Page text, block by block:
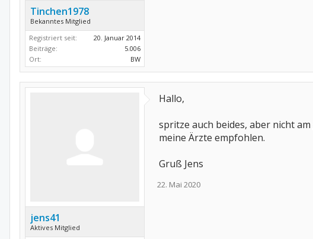
Tinchen1978
Bekanntes Mitglied
Registriert seit:
20. Januar 2014
Beiträge:
5.006
Ort:
BW
jens41
Aktives Mitglied
Hallo,
spritze auch beides, aber nicht
meine Ärzte empfohlen.
Gruß Jens
22. Mai 2020